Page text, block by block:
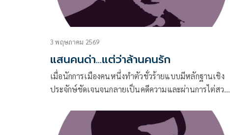
3 พฤษภาคม 2569
แสนคนด่า...แต่ว่าล้านคนรัก
เมื่อนักการเมืองคนหนึ่งทำตัวชั่วร้ายแบบมีหลักฐานเชิง
ประจักษ์ชัดเจนจนกลายเป็นคดีความและผ่านการไต่สวน
แต่เขาก็ใช้อำนาจทางการเมืองและทางการเงินเอาชนะ
กระบวนการยุติธรรมของไทย ทำให้กฎหมายไม่ศักดิ์สิทธิ์